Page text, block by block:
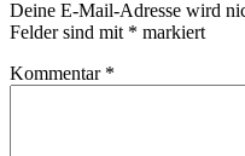
Deine E-Mail-Adresse wird
Felder sind mit * markiert
Kommentar *